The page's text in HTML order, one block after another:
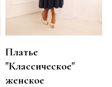
Платье
"Классическое"
женское